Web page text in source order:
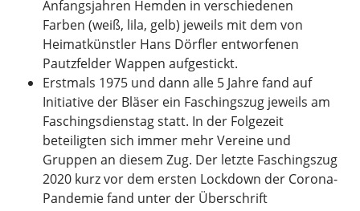
Anfangsjahren Hemden in verschiedenen
Farben (weiß, lila, gelb) jeweils mit dem von
Heimatkünstler Hans Dörfler entworfenen
Pautzfelder Wappen aufgestickt.
Erstmals 1975 und dann alle 5 Jahre fand auf
Initiative der Bläser ein Faschingszug jeweils am
Faschingsdienstag statt. In der Folgezeit
beteiligten sich immer mehr Vereine und
Gruppen an diesem Zug. Der letzte Faschingszug
2020 kurz vor dem ersten Lockdown der Corona-
Pandemie fand unter der Überschrift